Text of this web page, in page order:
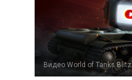
Видео World of Tanks Blitz